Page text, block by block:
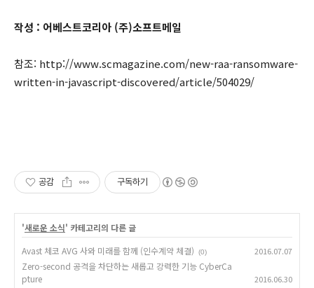
작성 : 어베스트코리아 (주)소프트메일
참조: http://www.scmagazine.com/new-raa-ransomware-
written-in-javascript-discovered/article/504029/
공감 구독하기
'새로운 소식' 카테고리의 다른 글
Avast 체코 AVG 사와 미래를 함께 (인수계약 체결)
(0) 2016.07.07
Zero-second 공격을 차단하는 새롭고 강력한 기능 CyberCa
pture
2016.06.30